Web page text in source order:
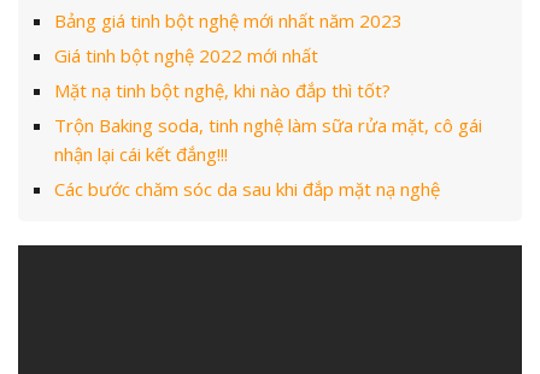
Bảng giá tinh bột nghệ mới nhất năm 2023
Giá tinh bột nghệ 2022 mới nhất
Mặt nạ tinh bột nghệ, khi nào đắp thì tốt?
Trộn Baking soda, tinh nghệ làm sữa rửa mặt, cô gái
nhận lại cái kết đắng!!!
Các bước chăm sóc da sau khi đắp mặt nạ nghệ